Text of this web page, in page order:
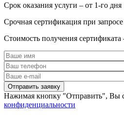
Срок оказания услуги – от 1-го дня
Срочная сертификация при запросе
Стоимость получения сертификата
Нажимая кнопку "Отправить", Вы
конфиденциальности